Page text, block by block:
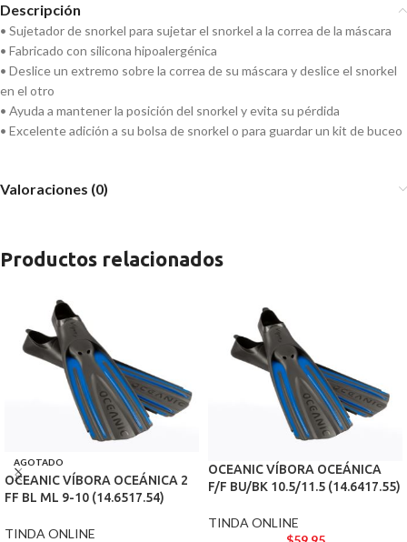
Descripción
• Sujetador de snorkel para sujetar el snorkel a la correa de la máscara
• Fabricado con silicona hipoalergénica
• Deslice un extremo sobre la correa de su máscara y deslice el snorkel
en el otro
• Ayuda a mantener la posición del snorkel y evita su pérdida
• Excelente adición a su bolsa de snorkel o para guardar un kit de buceo
Valoraciones (0)
Productos relacionados
AGOTADO
OCEANIC VÍBORA OCEÁNICA 2
FF BL ML 9-10 (14.6517.54)
TINDA ONLINE
OCEANIC VÍBORA OCEÁNICA
F/F BU/BK 10.5/11.5 (14.6417.55)
TINDA ONLINE